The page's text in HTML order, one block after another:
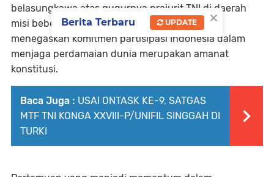
belasungkawa atas gugurnya prajurit TNI di daerah
misi beberapa waktu lalu. Selanjutnya, juga
menegaskan komitmen partisipasi Indonesia dalam
menjaga perdamaian dunia merupakan amanat
konstitusi.
Baca Juga : USAI ONTASK KE-9, SATGAS
MTF TNI KONGA XXVIII-P/UNIFIL SINGGAH DI
TURKI
×
Berita Terbaru UPDATE